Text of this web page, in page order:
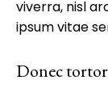
viverra, nisl
ipsum vitae
Donec